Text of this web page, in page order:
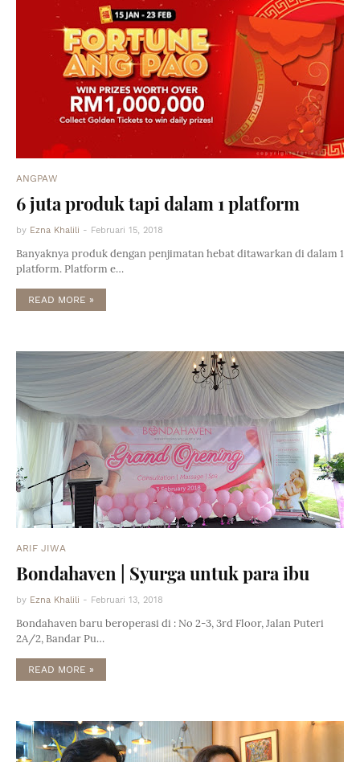
ANGPAW
6 juta produk tapi dalam 1 platform
by Ezna Khalili - Februari 15, 2018
Banyaknya produk dengan penjimatan hebat ditawarkan di dalam 1
platform. Platform e…
READ MORE »
ARIF JIWA
Bondahaven | Syurga untuk para ibu
by Ezna Khalili - Februari 13, 2018
Bondahaven baru beroperasi di : No 2-3, 3rd Floor, Jalan Puteri
2A/2, Bandar Pu…
READ MORE »